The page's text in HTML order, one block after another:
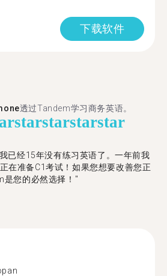
下载软件
透过Tandem学习商务英语。
starstarstarstar
已经15年没有练习英语了。一年前我
在准备C1考试！如果您想要改善您正
是您的必然选择！"